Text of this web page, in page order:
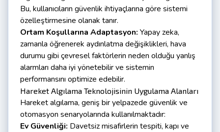
Bu, kullanıcıların güvenlik ihtiyaçlarına göre sistemi
özelleştirmesine olanak tanır.
Ortam Koşullarına Adaptasyon: Yapay zeka,
zamanla öğrenerek aydınlatma değişiklikleri, hava
durumu gibi çevresel faktörlerin neden olduğu yanlış
alarmları daha iyi yönetebilir ve sistemin
performansını optimize edebilir.
Hareket Algılama Teknolojisinin Uygulama Alanları
Hareket algılama, geniş bir yelpazede güvenlik ve
otomasyon senaryolarında kullanılmaktadır:
Ev Güvenliği: Davetsiz misafirlerin tespiti, kapı ve